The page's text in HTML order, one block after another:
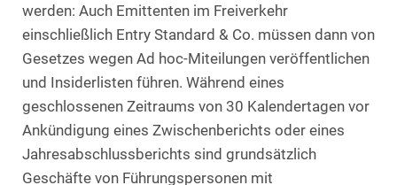
werden: Auch Emittenten im Freiverkehr
einschließlich Entry Standard & Co. müssen dann von
Gesetzes wegen Ad hoc-Miteilungen veröffentlichen
und Insiderlisten führen. Während eines
geschlossenen Zeitraums von 30 Kalendertagen vor
Ankündigung eines Zwischenberichts oder eines
Jahresabschlussberichts sind grundsätzlich
Geschäfte von Führungspersonen mit